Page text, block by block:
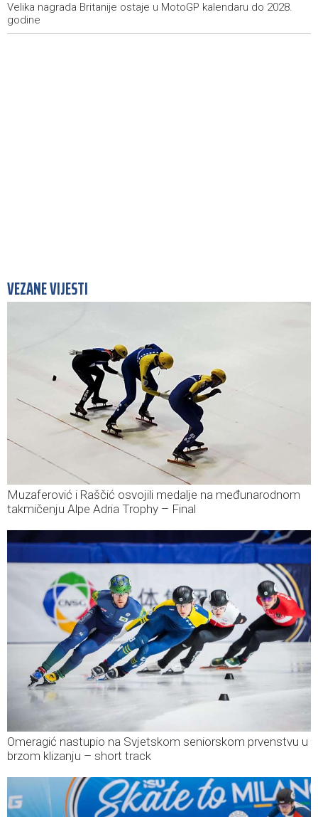
19:29
Španska krajnja ljevica i desnica ujedinjene protiv
Maroka kao suorganizatora SP 2030.
Velika nagrada Britanije ostaje u MotoGP kalendaru do 2028.
godine
VEZANE VIJESTI
Muzaferović i Raščić osvojili medalje na međunarodnom
takmičenju Alpe Adria Trophy – Final
Omeragić nastupio na Svjetskom seniorskom prvenstvu u
brzom klizanju – short track